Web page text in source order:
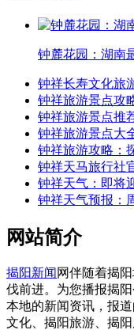
钟麓花园：湖南
钟祥长寿文化旅
钟祥旅游景点攻
钟祥旅游景点推
钟祥旅游景点大
钟祥旅游攻略：
钟祥天马旅行社
钟祥天气：即将
钟祥天气预报：
网站简介
揭阳新闻 网伴随着揭
伐前进。为您播报揭
本地的新闻资讯，报
文化、揭阳旅游、揭